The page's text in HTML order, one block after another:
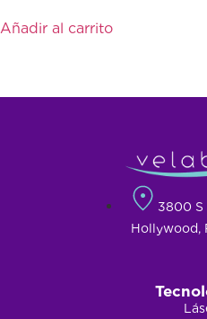
Añadir al carrito
3800 S
Hollywood,